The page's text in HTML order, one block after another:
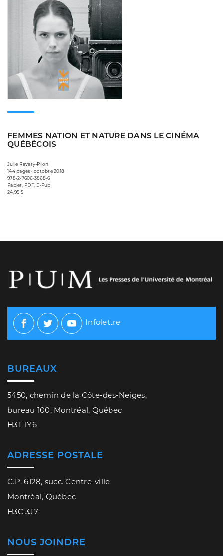
FEMMES NATION ET NATURE DANS LE CINÉMA
QUÉBÉCOIS
Julie Ravary-Pilon
144 pages • octobre 2018
978-2-7606-3868-6
Papier, PDF, E-Pub
24,95 $
Facebook
TwitterYoutube
Infolettre
BUREAUX
5450, chemin de la Côte-des-Neiges,
bureau 100, Montréal, Québec
H3T 1Y6
ADRESSE POSTALE
C.P. 6128, succ. Centre-ville
Montréal, Québec
H3C 3J7
NOUS JOINDRE